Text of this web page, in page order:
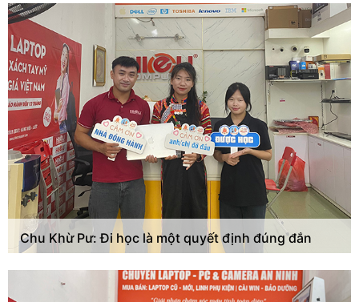
Chu Khừ Pư: Đi học là một quyết định đúng đắn